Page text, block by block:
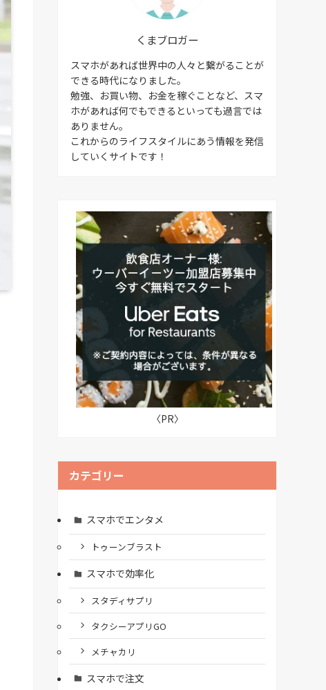
くまブロガー
スマホがあれば世界中の人々と繋がることが
できる時代になりました。
勉強、お買い物、お金を稼ぐことなど、スマ
ホがあれば何でもできるといっても過言では
ありません。
これからのライフスタイルにあう情報を発信
していくサイトです！
〈PR〉
カテゴリー
スマホでエンタメ
トゥーンブラスト
スマホで効率化
スタディサプリ
タクシーアプリGO
メチャカリ
スマホで注文